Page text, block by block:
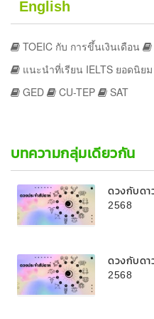
English
TOEIC กับ การขึ้นเงินเดือน
แนะนำที่เรียน IELTS ยอดนิย
GED
CU-TEP SAT
บทความกลุ่มเดียวกัน
ดวงกับดา
2568
ดวงกับดา
2568